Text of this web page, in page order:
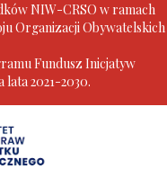
NIW-CRSO w ramach
Organizacji Obywatelskich
Fundusz Inicjatyw
2021-2030.